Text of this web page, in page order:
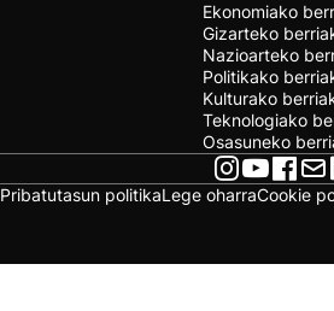
Ekonomiako
Gizarteko
Nazioarteko
Politikako
Kulturako
Teknologiako
Osasuneko
Pribatutasun politikaLege oharraCookie